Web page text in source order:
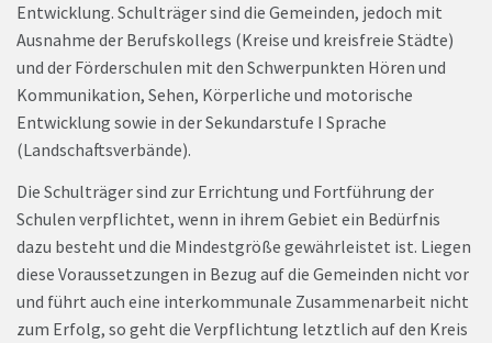
Entwicklung. Schulträger sind die Gemeinden, jedoch mit
Ausnahme der Berufskollegs (Kreise und kreisfreie Städte)
und der Förderschulen mit den Schwerpunkten Hören und
Kommunikation, Sehen, Körperliche und motorische
Entwicklung sowie in der Sekundarstufe I Sprache
(Landschaftsverbände).
Die Schulträger sind zur Errichtung und Fortführung der
Schulen verpflichtet, wenn in ihrem Gebiet ein Bedürfnis
dazu besteht und die Mindestgröße gewährleistet ist. Liegen
diese Voraussetzungen in Bezug auf die Gemeinden nicht vor
und führt auch eine interkommunale Zusammenarbeit nicht
zum Erfolg, so geht die Verpflichtung letztlich auf den Kreis